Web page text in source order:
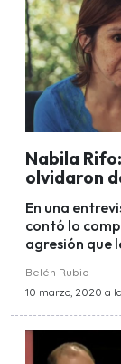
Nabila
olvidaron
En una
contó lo
agresión que
Belén Rubio
10 marzo, 2020 a